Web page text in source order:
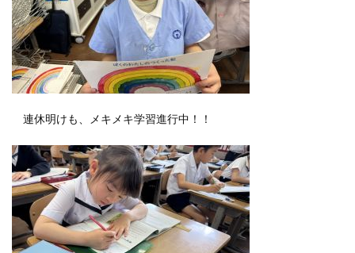
連休明けも、メキメキ学習進行中！！